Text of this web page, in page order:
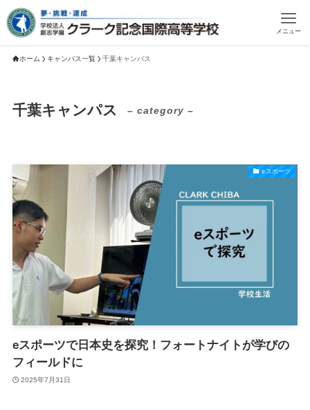
メニュー
ホーム キャンパス一覧 千葉キャンパス
千葉キャンパス – category –
eスポーツ
eスポーツで日本史を探究！フォートナイトが学びの
フィールドに
2025年7月31日